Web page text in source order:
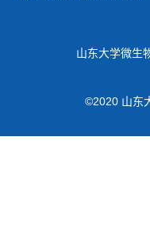
山东大学微生
©2020 山东